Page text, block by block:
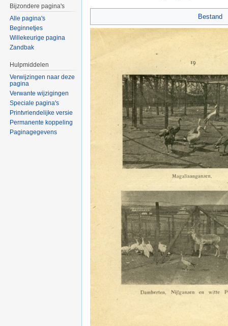
Bestand
Bijzondere pagina's
Alle pagina's
Beginnetjes
Willekeurige pagina
Zandbak
Hulpmiddelen
Verwijzingen naar deze
pagina
Verwante wijzigingen
Speciale pagina's
Printvriendelijke versie
Permanente koppeling
Paginagegevens